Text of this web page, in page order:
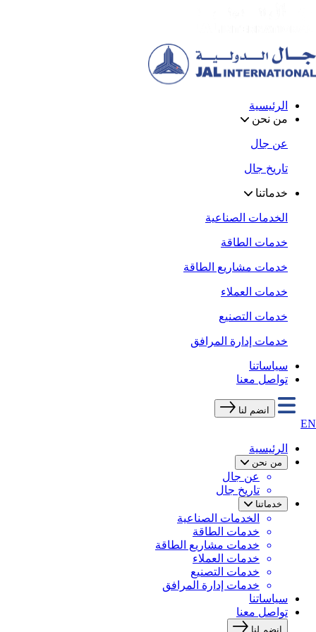
الرئيسية
من نحن
عن جال
تاريخ جال
خدماتنا
الخدمات الصناعية
خدمات الطاقة
خدمات مشاريع الطاقة
خدمات العملاء
خدمات التصنيع
خدمات إدارة المرافق
سياساتنا
تواصل معنا
انضم لنا
EN
الرئيسية
من نحن
عن جال
تاريخ جال
خدماتنا
الخدمات الصناعية
خدمات الطاقة
خدمات مشاريع الطاقة
خدمات العملاء
خدمات التصنيع
خدمات إدارة المرافق
سياساتنا
تواصل معنا
انضم لنا